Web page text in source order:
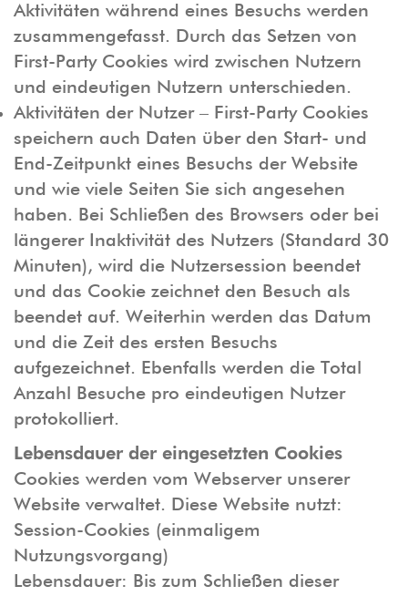
Aktivitäten während eines Besuchs werden
zusammengefasst. Durch das Setzen von
First-Party Cookies wird zwischen Nutzern
und eindeutigen Nutzern unterschieden.
Aktivitäten der Nutzer – First-Party Cookies
speichern auch Daten über den Start- und
End-Zeitpunkt eines Besuchs der Website
und wie viele Seiten Sie sich angesehen
haben. Bei Schließen des Browsers oder bei
längerer Inaktivität des Nutzers (Standard 30
Minuten), wird die Nutzersession beendet
und das Cookie zeichnet den Besuch als
beendet auf. Weiterhin werden das Datum
und die Zeit des ersten Besuchs
aufgezeichnet. Ebenfalls werden die Total
Anzahl Besuche pro eindeutigen Nutzer
protokolliert.
Lebensdauer der eingesetzten Cookies
Cookies werden vom Webserver unserer
Website verwaltet. Diese Website nutzt:
Session-Cookies (einmaligem
Nutzungsvorgang)
Lebensdauer: Bis zum Schließen dieser